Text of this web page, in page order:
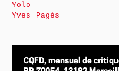
Yolo
Yves Pagès
CQFD, mensuel de